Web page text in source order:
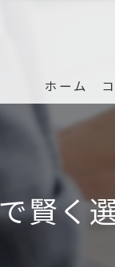
ホーム
賢く